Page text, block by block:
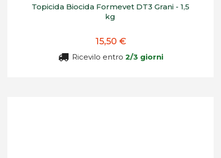
Topicida Biocida Formevet DT3 Grani - 1,5
kg
15,50 €
Ricevilo entro 2/3 giorni